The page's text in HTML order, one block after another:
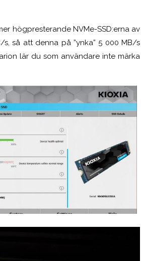
högpresterande NVMe-SSD:erna av
så att denna på ”ynka” 5 000 MB/s
lär du som användare inte märka